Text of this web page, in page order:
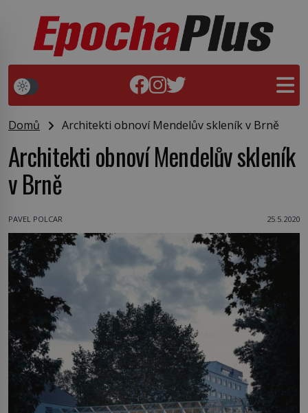
Domů Architekti obnoví Mendelův skleník v Brně
Architekti obnoví Mendelův skleník
v Brně
PAVEL POLCAR 25.5.2020